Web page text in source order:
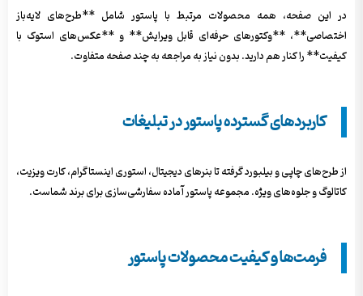
در این صفحه، همه محصولات مرتبط با پاستور شامل **طرح‌های لایه‌باز
اختصاصی**، **وکتورهای حرفه‌ای قابل ویرایش** و **عکس‌های استوک با
کیفیت** را کنار هم دارید. بدون نیاز به مراجعه به چند صفحه متفاوت.
کاربردهای گسترده پاستور در تبلیغات
از طرح‌های چاپی و بیلبورد گرفته تا بنرهای دیجیتال، استوری اینستاگرام، کارت ویزیت،
کاتالوگ و جلوه‌های ویژه. مجموعه پاستور آماده سفارشی‌سازی برای برند شماست.
فرمت‌ها و کیفیت محصولات پاستور